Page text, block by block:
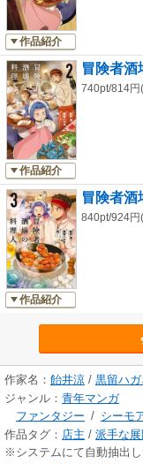
作品紹介
作品紹介
冒険者酒
740pt/814円
作品紹介
冒険者酒
840pt/924円
作家名： 飴井涼 / 黒留ハガ
ジャンル： 青年マンガ
ファンタジー / シーモ
作品タグ： 店主 / 派手な展
※システムにて自動抽出